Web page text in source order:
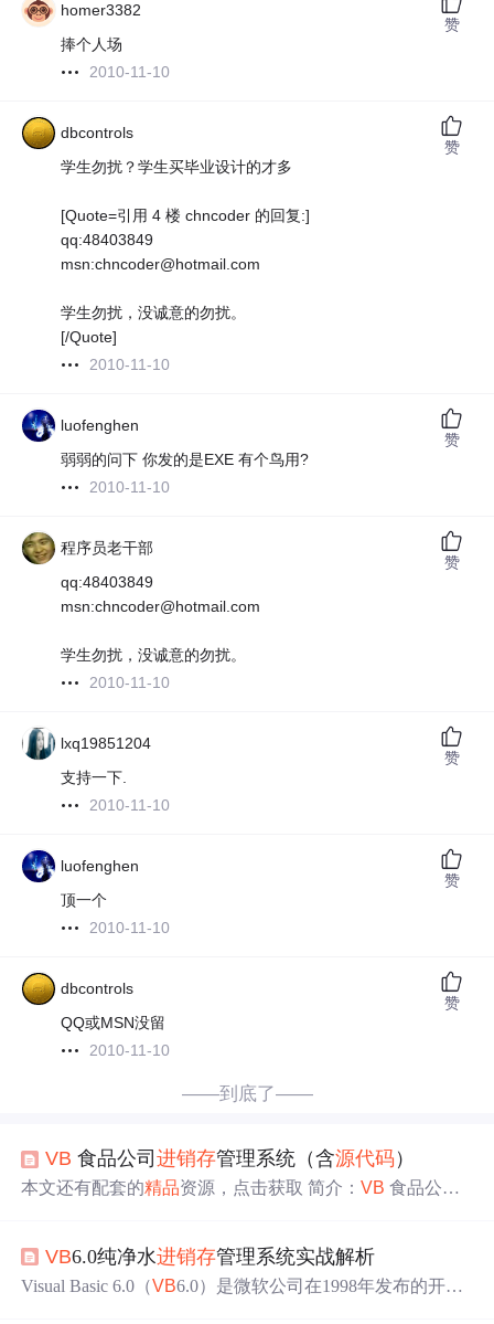
homer3382
捧个人场
2010-11-10
赞
dbcontrols
学生勿扰？学生买毕业设计的才多
[Quote=引用 4 楼 chncoder 的回复:]
qq:48403849
msn:chncoder@hotmail.com
学生勿扰，没诚意的勿扰。
[/Quote]
2010-11-10
赞
luofenghen
弱弱的问下 你发的是EXE 有个鸟用?
2010-11-10
赞
程序员老干部
qq:48403849
msn:chncoder@hotmail.com
学生勿扰，没诚意的勿扰。
2010-11-10
赞
lxq19851204
支持一下.
2010-11-10
赞
luofenghen
顶一个
2010-11-10
赞
dbcontrols
QQ或MSN没留
2010-11-10
赞
——到底了——
VB 食品公司进销存管理系统（含源代码 ）
本文还有配套的精品 资源，点击获取 简介：VB 食品公司
代码，可供开发者学习、定制和集成。通过利用该系统，
食品公司可以提高效率、减少错误，并确保食品安全。该
VB6.0纯净水进销存管理系统实战解析
Visual Basic 6.0（VB6.0）是微软公司在1998年发布的开发